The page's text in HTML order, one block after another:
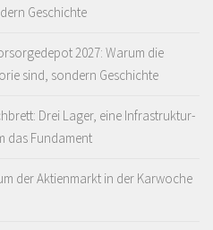
Geschichte
2027: Warum die
sind, sondern Geschichte
Drei Lager, eine Infrastruktur-
das Fundament
der Aktienmarkt in der Karwoche